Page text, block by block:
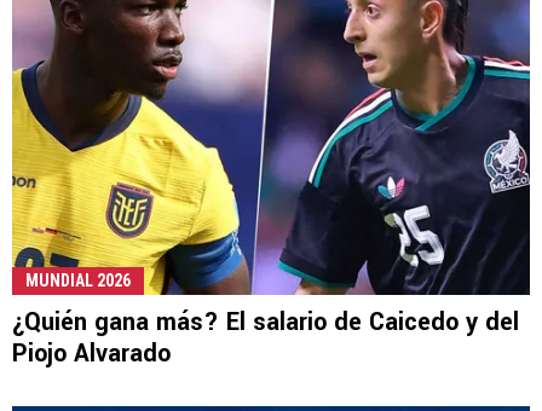
MUNDIAL 2026
¿Quién gana más? El salario de Caicedo y del
Piojo Alvarado